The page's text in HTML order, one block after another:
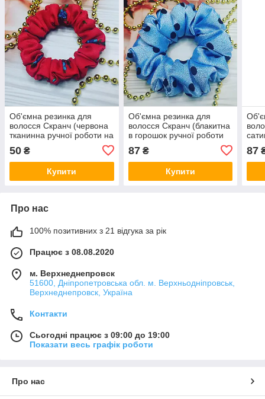
Об'ємна резинка для
волосся Скранч (червона
тканинна ручної роботи на
аксесуари)
50 ₴
Купити
Об'ємна резинка для
волосся Скранч (блакитна
в горошок ручної роботи
аксесуари)
87₴
Купити
87
Про нас
100% позитивних з 21 відгука за рік
Працює з 08.08.2020
м. Верхнеднепровск
51600, Дніпропетровська обл. м. Верхньодніпровськ,
Верхнеднепровск, Україна
Контакти
Сьогодні працює з 09:00 до 19:00
Показати весь графік роботи
Про нас